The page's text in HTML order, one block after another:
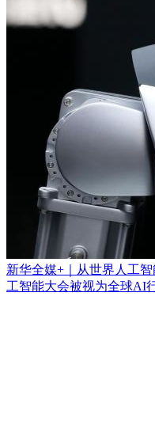
新华全媒+｜从世界人工
工智能大会被视为全球AI